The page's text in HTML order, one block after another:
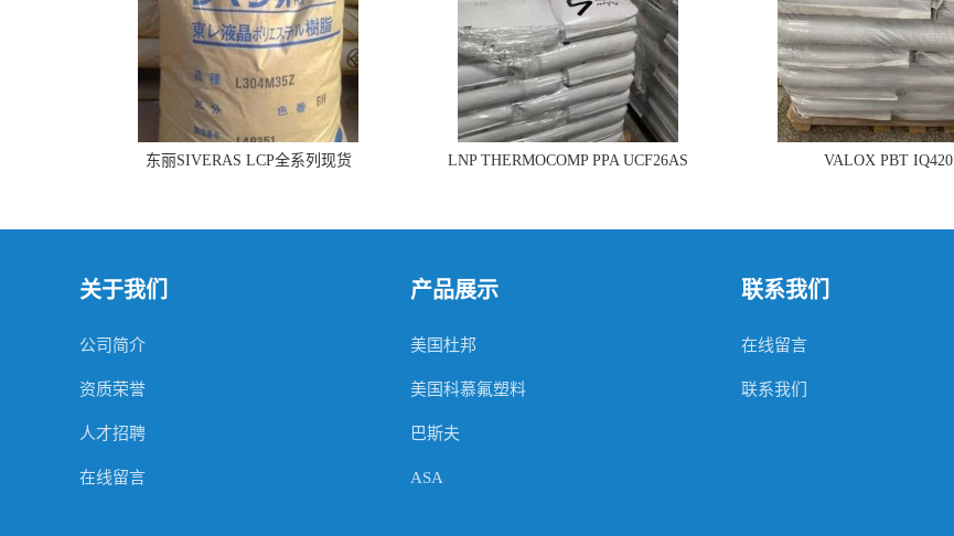
东丽SIVERAS LCP全系列现货 LNP THERMOCOMP PPA UCF26AS VALOX PBT IQ420
关于我们
公司简介
资质荣誉
人才招聘
在线留言
产品展示
美国杜邦
美国科慕氟塑料
巴斯夫
ASA
联系我们
在线留言
联系我们